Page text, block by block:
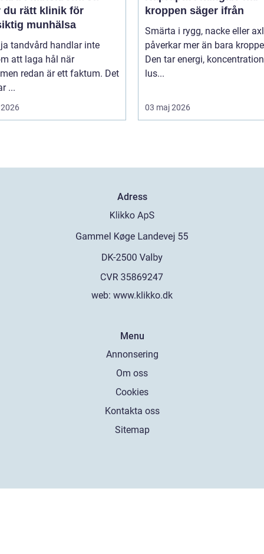
du rätt klinik för
munhälsa
tandvård handlar inte
att laga hål när
redan är ett faktum. Det
...
kroppen säger ifrån
Smärta i rygg, nacke eller
påverkar mer än bara
Den tar energi,
lus...
03 maj 2026
Adress
web: www.klikko.dk
Menu
Annonsering
Om oss
Cookies
Kontakta oss
Sitemap